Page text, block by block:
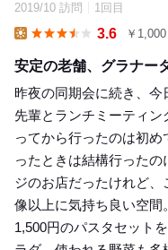
2019/10 訪問 1回目
3.6 ￥
安定の老舗、グラナー
昨夜の同期会に続き、
先輩とランチミーティ
ってから行ったのは初
ったときは結構行った
ジのお店だったけれど
像以上に気持ち良い空
1,500円のパスタセット